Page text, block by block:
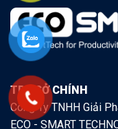
TRỤ SỞ CHÍNH
Công Ty TNHH Giải
ECO - SMART